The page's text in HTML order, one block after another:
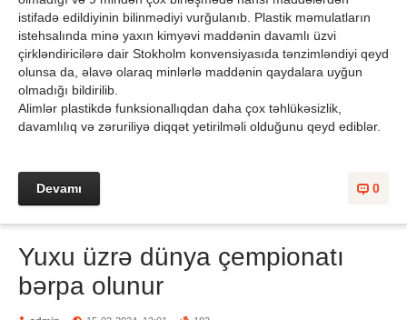
istifadə edildiyinin bilinmədiyi vurğulanıb. Plastik məmulatların
istehsalında minə yaxın kimyəvi maddənin davamlı üzvi
çirkləndiricilərə dair Stokholm konvensiyasıda tənzimləndiyi qeyd
olunsa da, əlavə olaraq minlərlə maddənin qaydalara uyğun
olmadığı bildirilib.
Alimlər plastikdə funksionallıqdan daha çox təhlükəsizlik,
davamlılıq və zəruriliyə diqqət yetirilməli olduğunu qeyd ediblər.
0
Devamı
Yuxu üzrə dünya çempionatı
bərpa olunur